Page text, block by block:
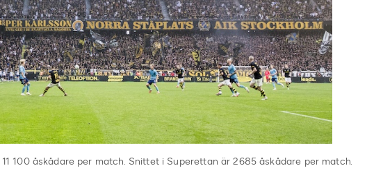
100 åskådare per match. Snittet i Superettan är 2685 åskådare per match.